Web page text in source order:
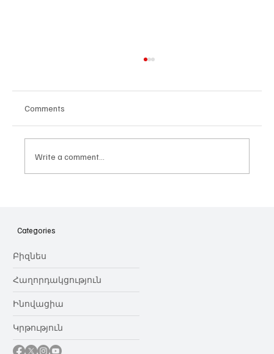
նվիրում որոշում
Comments
Write a comment...
Categories
Բիզնես
Հաղորդակցություն
Ինովացիա
Կրթություն